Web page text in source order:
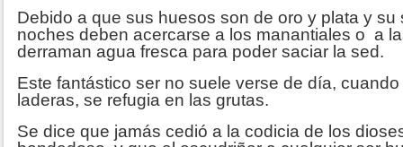
Debido a que sus huesos son de oro y plata y su
noches deben acercarse a los manantiales o a
derraman agua fresca para poder saciar la sed.
Este fantástico ser no suele verse de día,
laderas, se refugia en las grutas.
Se dice que jamás cedió a la codicia de los